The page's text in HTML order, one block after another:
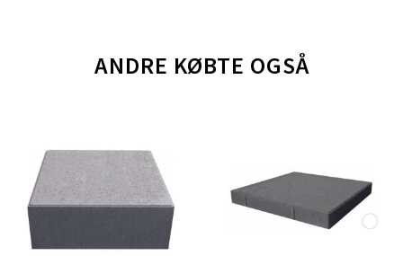
ANDRE KØBTE OGSÅ